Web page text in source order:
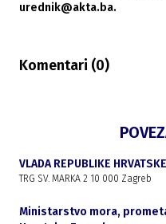
urednik@akta.ba.
Komentari (0)
VLADA REPUBLIKE
TRG SV. MARKA 2 10 000 Zagreb
Ministarstvo mora,